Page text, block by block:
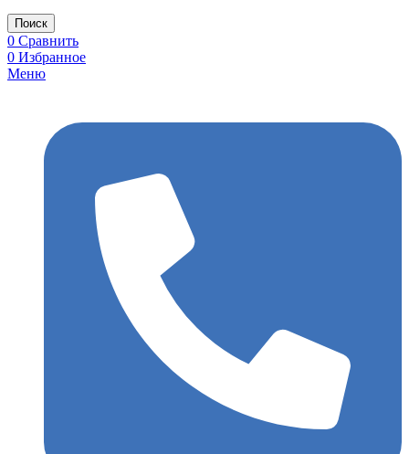
Поиск
0 Сравнить
0 Избранное
Меню